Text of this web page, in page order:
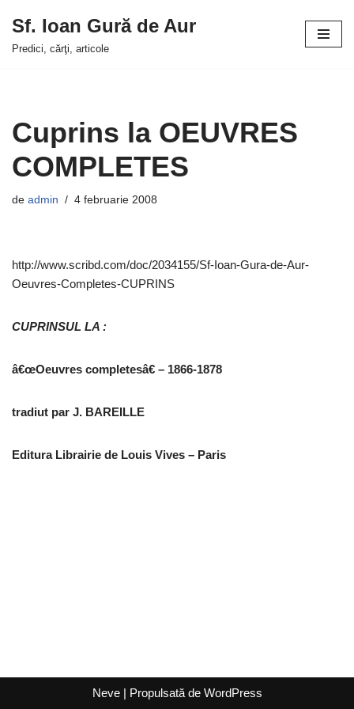
Sari
Sf. Ioan Gură de Aur
Predici, cărţi, articole
Cuprins la OEUVRES
COMPLETES
de admin 4 februarie 2008
http://www.scribd.com/doc/2034155/Sf-Ioan-Gura-de-Aur-
Oeuvres-Completes-CUPRINS
CUPRINSUL LA :
â€œOeuvres completesâ€ – 1866-1878
tradiut par J. BAREILLE
Editura Librairie de Louis Vives – Paris
Neve| Propulsată de WordPress